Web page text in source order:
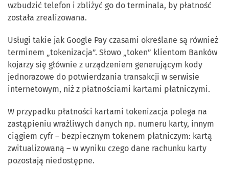
wzbudzić telefon i zbliżyć go do terminala, by płatność
została zrealizowana.
Usługi takie jak Google Pay czasami określane są również
terminem „tokenizacja”. Słowo „token” klientom Banków
kojarzy się głównie z urządzeniem generującym kody
jednorazowe do potwierdzania transakcji w serwisie
internetowym, niż z płatnościami kartami płatniczymi.
W przypadku płatności kartami tokenizacja polega na
zastąpieniu wrażliwych danych np. numeru karty, innym
ciągiem cyfr – bezpiecznym tokenem płatniczym: kartą
zwitualizowaną – w wyniku czego dane rachunku karty
pozostają niedostępne.